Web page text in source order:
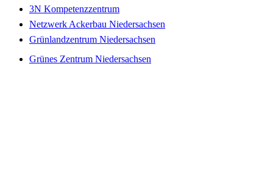
3N Kompetenzzentrum
Netzwerk Ackerbau Niedersachsen
Grünlandzentrum Niedersachsen
Grünes Zentrum Niedersachsen